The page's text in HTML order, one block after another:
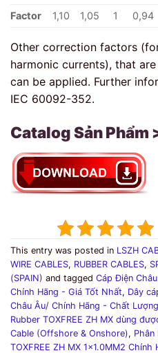
Factor 1,10 1,05 1 0,94
Other correction factors
harmonic currents), that
can be applied. Further
IEC 60092-352.
Catalog Sản Phẩm
This entry was posted in LSZH
WIRE CABLES, RUBBER CABLES,
(SPAIN) and tagged Cáp Điện
Chính Hãng - Giá Tốt Nhất, Dây
Châu Âu/ Chính Hãng - Chất
Rubber TOXFREE ZH MX dùng
Cable (Offshore & Onshore), Phân
TOXFREE ZH MX 1x1.0MM2